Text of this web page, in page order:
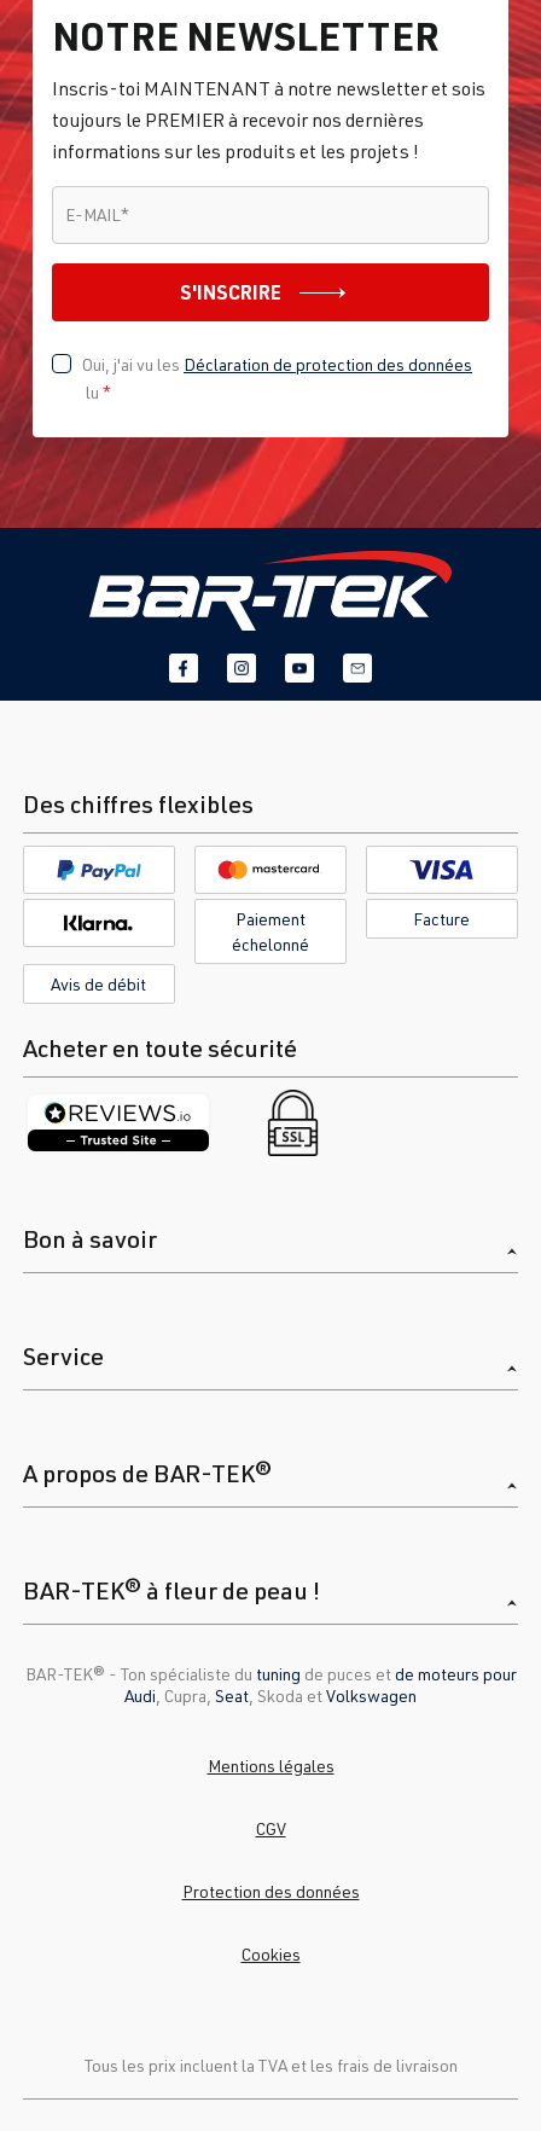
NOTRE NEWSLETTER
Inscris-toi MAINTENANT à notre newsletter et sois
toujours le PREMIER à recevoir nos dernières
informations sur les produits et les projets !
E-MAIL *
S'INSCRIRE
Oui, j'ai vu les Déclaration de protection des données
lu *
Des chiffres flexibles
Paiement
échelonné
Facture
Avis de débit
Acheter en toute sécurité
Bon à savoir
Service
A propos de BAR-TEK®
BAR-TEK® à fleur de peau !
BAR-TEK®️ - Ton spécialiste du tuning de puces etde moteurs pour
Audi , Cupra, Seat , Skoda etVolkswagen
Tous les prix incluent la TVA et les frais de livraison
Mentions légales
CGV
Protection des données
Cookies